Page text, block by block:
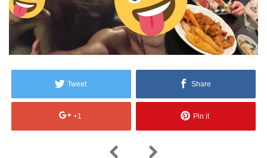
Tweet Share
+1 Pin it